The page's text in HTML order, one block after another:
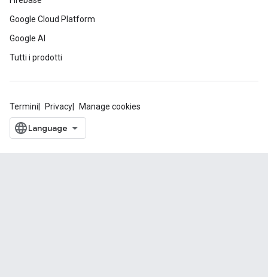
Google Cloud Platform
Google AI
Tutti i prodotti
Termini Privacy Manage cookies